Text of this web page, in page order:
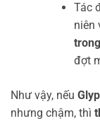
Tác
niên
đợt
Như vậy, nếu
nhưng chậm, thì